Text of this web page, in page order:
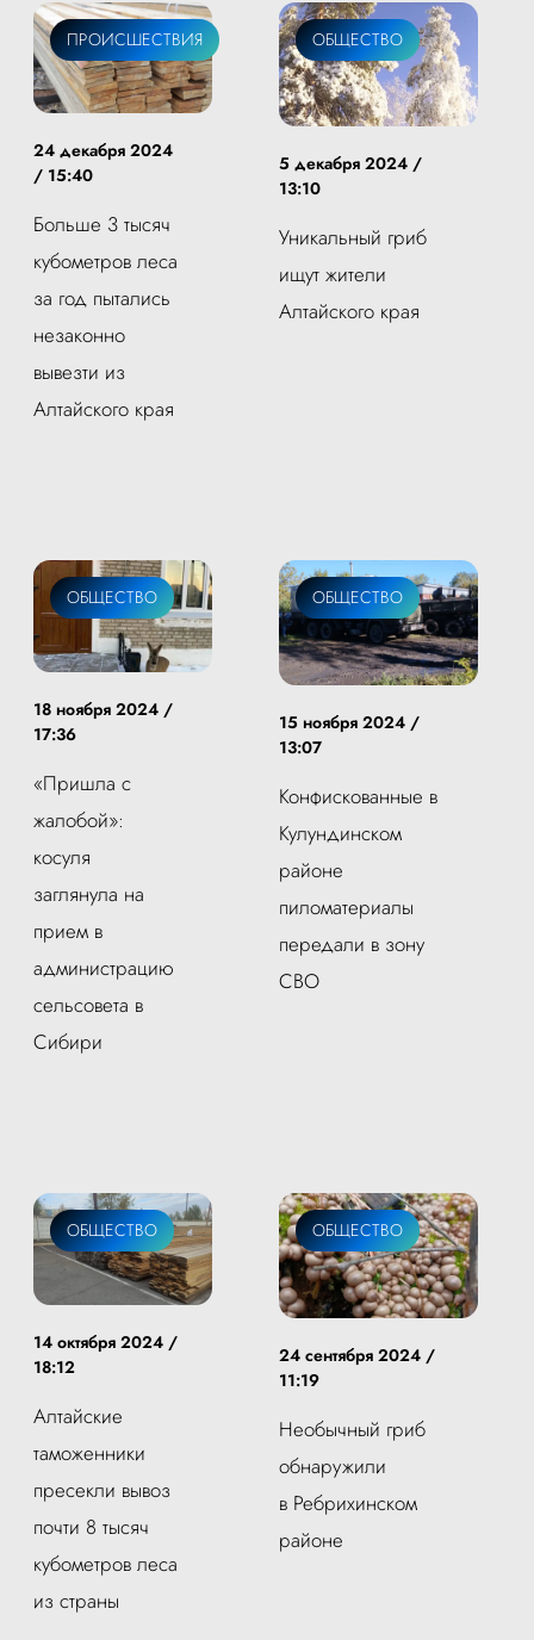
ПРОИСШЕСТВИЯ
24 декабря 2024
/ 15:40
Больше 3 тысяч
кубометров леса
за год пытались
незаконно
вывезти из
Алтайского края
ОБЩЕСТВО
5 декабря 2024 /
13:10
Уникальный гриб
ищут жители
Алтайского края
ОБЩЕСТВО
18 ноября 2024 /
17:36
«Пришла с
жалобой»:
косуля
заглянула на
прием в
администрацию
сельсовета в
Сибири
ОБЩЕСТВО
15 ноября 2024 /
13:07
Конфискованные в
Кулундинском
районе
пиломатериалы
передали в зону
СВО
ОБЩЕСТВО
14 октября 2024 /
18:12
Алтайские
таможенники
пресекли вывоз
почти 8 тысяч
кубометров леса
из страны
ОБЩЕСТВО
24 сентября 2024 /
11:19
Необычный гриб
обнаружили
в Ребрихинском
районе